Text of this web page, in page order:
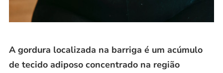
A gordura localizada na barriga é um acúmulo
de tecido adiposo concentrado na região